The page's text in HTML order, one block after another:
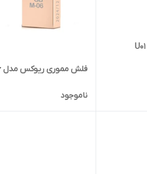
فلش مموری ریوکس مدل M06
ناموجود